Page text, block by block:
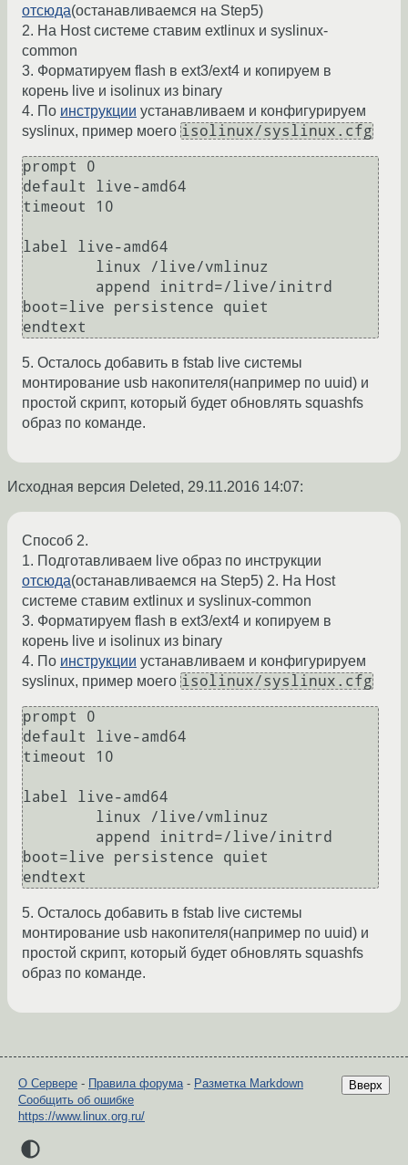
отсюда(останавливаемся на Step5)
2. На Host системе ставим extlinux и syslinux-
common
3. Форматируем flash в ext3/ext4 и копируем в
корень live и isolinux из binary
4. По инструкции устанавливаем и конфигурируем
syslinux, пример моего isolinux/syslinux.cfg
prompt 0
default live-amd64
timeout 10
label live-amd64
boot=live persistence quiet
5. Осталось добавить в fstab live системы
монтирование usb накопителя(например по uuid) и
простой скрипт, который будет обновлять squashfs
образ по команде.
Исходная версия Deleted, 29.11.2016 14:07:
Способ 2.
1. Подготавливаем live образ по инструкции
отсюда(останавливаемся на Step5) 2. На Host
системе ставим extlinux и syslinux-common
3. Форматируем flash в ext3/ext4 и копируем в
корень live и isolinux из binary
4. По инструкции устанавливаем и конфигурируем
syslinux, пример моего isolinux/syslinux.cfg
prompt 0
default live-amd64
timeout 10
label live-amd64
boot=live persistence quiet
5. Осталось добавить в fstab live системы
монтирование usb накопителя(например по uuid) и
простой скрипт, который будет обновлять squashfs
образ по команде.
Вверх
О Сервере - Правила форума- Разметка Markdown
Сообщить об ошибке
https://www.linux.org.ru/